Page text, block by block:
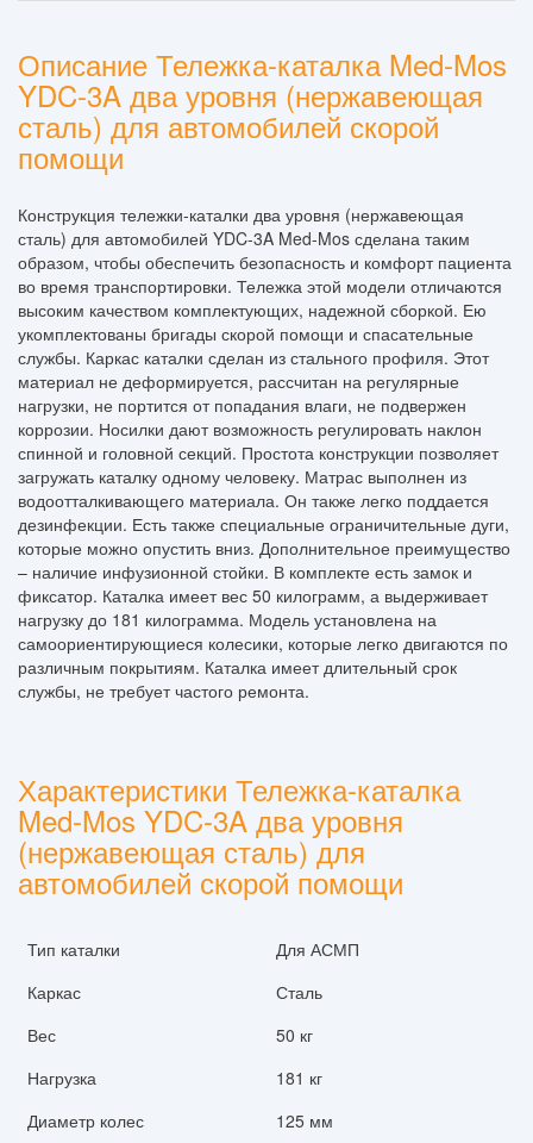
Описание Тележка-каталка Med-Mos
YDC-3A два уровня (нержавеющая
сталь) для автомобилей скорой
помощи
Конструкция тележки-каталки два уровня (нержавеющая
сталь) для автомобилей YDC-3A Med-Mos сделана таким
образом, чтобы обеспечить безопасность и комфорт пациента
во время транспортировки. Тележка этой модели отличаются
высоким качеством комплектующих, надежной сборкой. Ею
укомплектованы бригады скорой помощи и спасательные
службы. Каркас каталки сделан из стального профиля. Этот
материал не деформируется, рассчитан на регулярные
нагрузки, не портится от попадания влаги, не подвержен
коррозии. Носилки дают возможность регулировать наклон
спинной и головной секций. Простота конструкции позволяет
загружать каталку одному человеку. Матрас выполнен из
водоотталкивающего материала. Он также легко поддается
дезинфекции. Есть также специальные ограничительные дуги,
которые можно опустить вниз. Дополнительное преимущество
– наличие инфузионной стойки. В комплекте есть замок и
фиксатор. Каталка имеет вес 50 килограмм, а выдерживает
нагрузку до 181 килограмма. Модель установлена на
самоориентирующиеся колесики, которые легко двигаются по
различным покрытиям. Каталка имеет длительный срок
службы, не требует частого ремонта.
Характеристики Тележка-каталка
Med-Mos YDC-3A два уровня
(нержавеющая сталь) для
автомобилей скорой помощи
Тип каталки
Для АСМП
Каркас
Сталь
Вес
50 кг
Нагрузка
181 кг
Диаметр колес
125 мм